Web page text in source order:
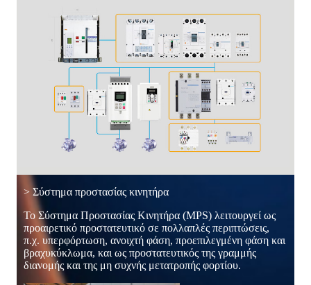
> Σύστημα προστασίας κινητήρα
Το Σύστημα Προστασίας Κινητήρα (MPS) λειτουργεί ως
προαιρετικό προστατευτικό σε πολλαπλές περιπτώσεις,
π.χ. υπερφόρτωση, ανοιχτή φάση, προεπιλεγμένη φάση και
βραχυκύκλωμα, και ως προστατευτικός της γραμμής
διανομής και της μη συχνής μετατροπής φορτίου.